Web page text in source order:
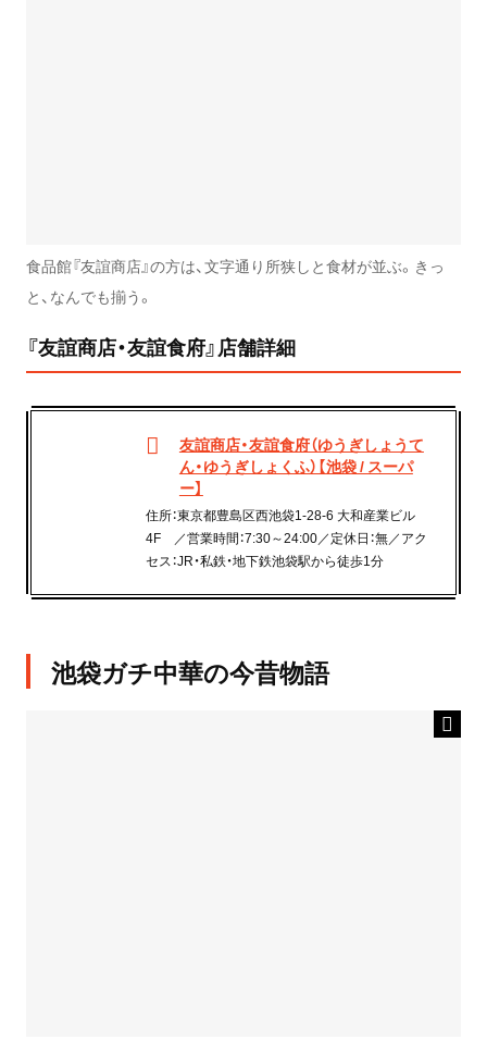
食品館『友誼商店』の方は、文字通り所狭しと食材が並ぶ。きっ
と、なんでも揃う。
『友誼商店・友誼食府』店舗詳細
友誼商店・友誼食府（ゆうぎしょうて
ん・ゆうぎしょくふ）【池袋 / スーパ
ー】
住所：東京都豊島区西池袋1-28-6 大和産業ビル
4F ／営業時間：7:30～24:00／定休日：無／アク
セス：JR・私鉄・地下鉄池袋駅から徒歩1分
池袋ガチ中華の今昔物語